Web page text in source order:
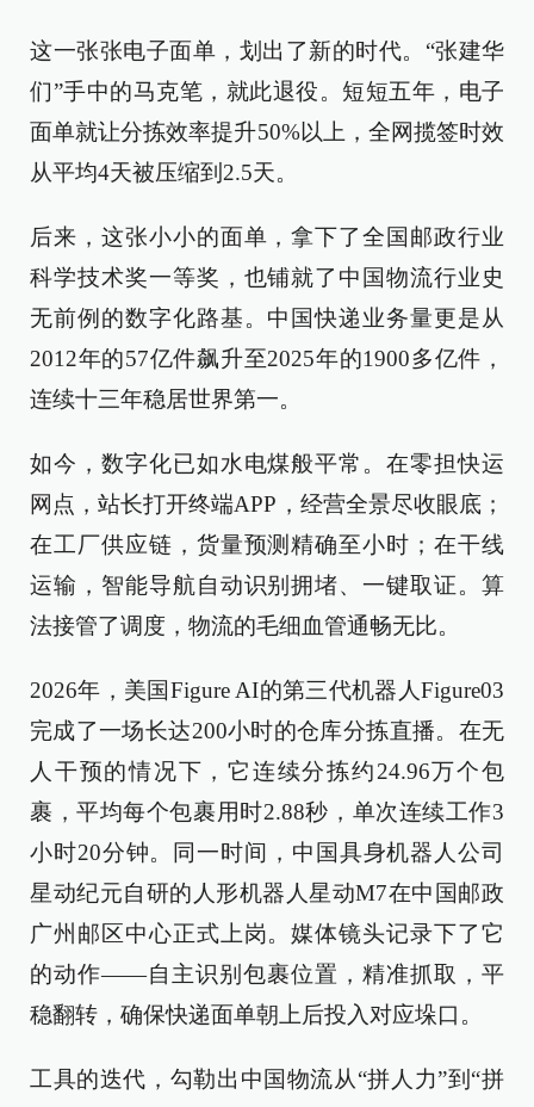
这一张张电子面单，划出了新的时代。“张建华
们”手中的马克笔，就此退役。短短五年，电子
面单就让分拣效率提升50%以上，全网揽签时效
从平均4天被压缩到2.5天。
后来，这张小小的面单，拿下了全国邮政行业
科学技术奖一等奖，也铺就了中国物流行业史
无前例的数字化路基。中国快递业务量更是从
2012年的57亿件飙升至2025年的1900多亿件，
连续十三年稳居世界第一。
如今，数字化已如水电煤般平常。在零担快运
网点，站长打开终端APP，经营全景尽收眼底；
在工厂供应链，货量预测精确至小时；在干线
运输，智能导航自动识别拥堵、一键取证。算
法接管了调度，物流的毛细血管通畅无比。
2026年，美国Figure AI的第三代机器人Figure03
完成了一场长达200小时的仓库分拣直播。在无
人干预的情况下，它连续分拣约24.96万个包
裹，平均每个包裹用时2.88秒，单次连续工作3
小时20分钟。同一时间，中国具身机器人公司
星动纪元自研的人形机器人星动M7在中国邮政
广州邮区中心正式上岗。媒体镜头记录下了它
的动作——自主识别包裹位置，精准抓取，平
稳翻转，确保快递面单朝上后投入对应垛口。
工具的迭代，勾勒出中国物流从“拼人力”到“拼